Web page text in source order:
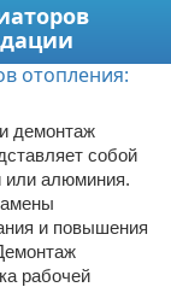
демонтаж
собой
или алюминия.
и повышения
рабочей